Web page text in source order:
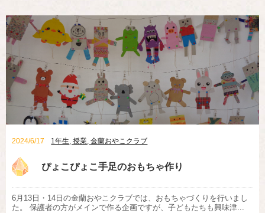
2024/6/17 1年生,授業,金蘭おやこクラブ
ぴょこぴょこ手足のおもちゃ作り
6月13日・14日の金蘭おやこクラブでは、おもちゃづくりを行いまし
た。 保護者の方がメインで作る企画ですが、子どもたちも興味津...